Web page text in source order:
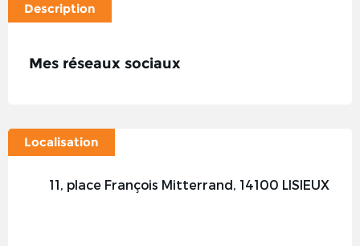
Description
Mes réseaux sociaux
Localisation
11, place François Mitterrand, 14100 LISIEUX